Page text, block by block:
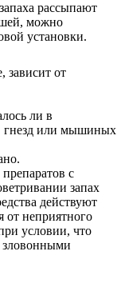
рассыпают
можно
установки.
зависит от
ли в
гнезд или мышиных
с
запах
действуют
от неприятного
условии, что
зловонными